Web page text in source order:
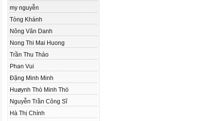
my nguyễn
Tòng Khánh
Nông Văn Danh
Nong Thi Mai Huong
Trần Thu Thảo
Phan Vui
Đặng Minh Minh
Huøynh Thò Minh Thö
Nguyễn Trần Công Sĩ
Hà Thị Chính